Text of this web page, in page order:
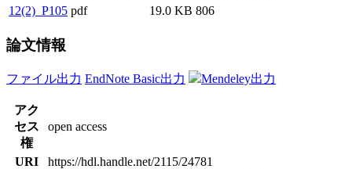
12(2)_P105 pdf 19.0 KB 806
論文情報
ファイル出力 EndNote Basic出力 Mendeley出力
アク
セス
権
open access
URI
https://hdl.handle.net/2115/24781